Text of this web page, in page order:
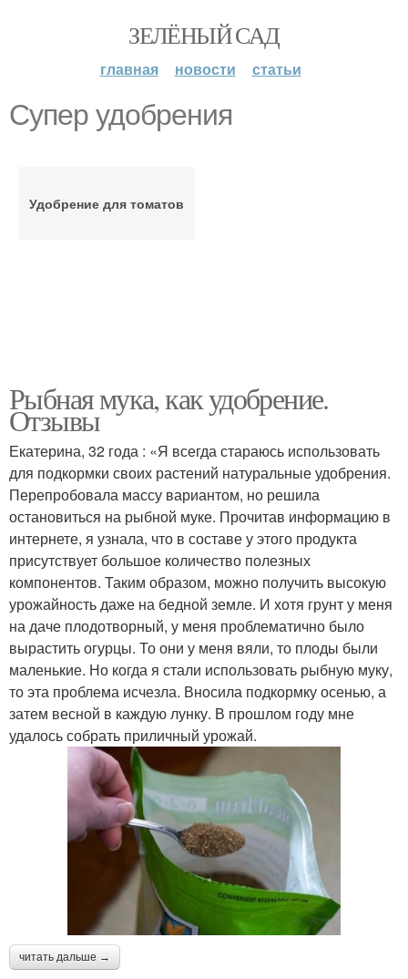
ЗЕЛЁНЫЙ САД
главная новости статьи
Супер удобрения
Удобрение для томатов
Рыбная мука, как удобрение.
Отзывы
Екатерина, 32 года : «Я всегда стараюсь использовать
для подкормки своих растений натуральные удобрения.
Перепробовала массу вариантом, но решила
остановиться на рыбной муке. Прочитав информацию в
интернете, я узнала, что в составе у этого продукта
присутствует большое количество полезных
компонентов. Таким образом, можно получить высокую
урожайность даже на бедной земле. И хотя грунт у меня
на даче плодотворный, у меня проблематично было
вырастить огурцы. То они у меня вяли, то плоды были
маленькие. Но когда я стали использовать рыбную муку,
то эта проблема исчезла. Вносила подкормку осенью, а
затем весной в каждую лунку. В прошлом году мне
удалось собрать приличный урожай.
читать дальше →